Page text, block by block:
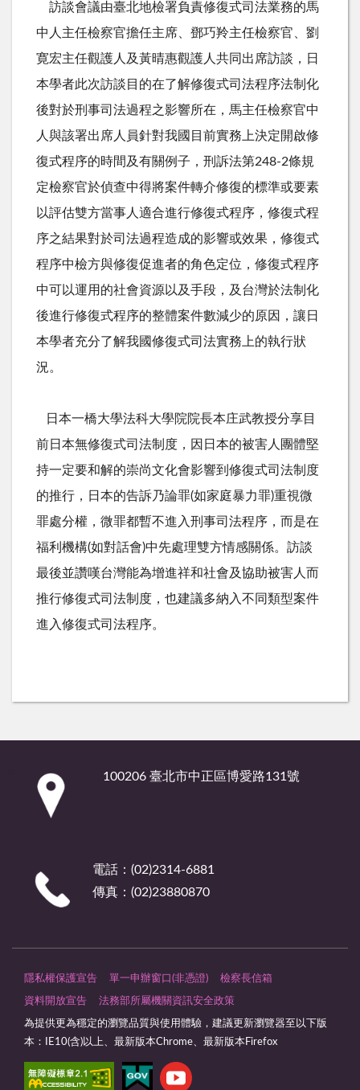
訪談會議由臺北地檢署負責修復式司法業務的馬
中人主任檢察官擔任主席、鄧巧羚主任檢察官、劉
寛宏主任觀護人及黃晴惠觀護人共同出席訪談，日
本學者此次訪談目的在了解修復式司法程序法制化
後對於刑事司法過程之影響所在，馬主任檢察官中
人與該署出席人員針對我國目前實務上決定開啟修
復式程序的時間及有關例子，刑訴法第248-2條規
定檢察官於偵查中得將案件轉介修復的標準或要素
以評估雙方當事人適合進行修復式程序，修復式程
序之結果對於司法過程造成的影響或效果，修復式
程序中檢方與修復促進者的角色定位，修復式程序
中可以運用的社會資源以及手段，及台灣於法制化
後進行修復式程序的整體案件數減少的原因，讓日
本學者充分了解我國修復式司法實務上的執行狀
況。
日本一橋大學法科大學院院長本庄武教授分享目
前日本無修復式司法制度，因日本的被害人團體堅
持一定要和解的崇尚文化會影響到修復式司法制度
的推行，日本的告訴乃論罪(如家庭暴力罪)重視微
罪處分權，微罪都暫不進入刑事司法程序，而是在
福利機構(如對話會)中先處理雙方情感關係。訪談
最後並讚嘆台灣能為增進祥和社會及協助被害人而
推行修復式司法制度，也建議多納入不同類型案件
進入修復式司法程序。
100206 臺北市中正區博愛路131號
電話：(02)2314-6881
傳真：(02)23880870
隱私權保護宣告 單一申辦窗口(非憑證) 檢察長信箱
資料開放宣告 法務部所屬機關資訊安全政策
為提供更為穩定的瀏覽品質與使用體驗，建議更新瀏覽器至以下版
本：IE10(含)以上、最新版本Chrome、最新版本Firefox